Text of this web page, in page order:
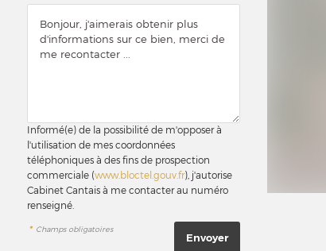
Informé(e) de la possibilité de m'opposer à
l'utilisation de mes coordonnées
téléphoniques à des fins de prospection
commerciale (www.bloctel.gouv.fr), j'autorise
Cabinet Cantais à me contacter au numéro
renseigné.
* Champs obligatoires